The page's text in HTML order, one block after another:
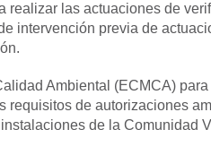
realizar las actuaciones de
intervención previa de
Ambiental (ECMCA) para
requisitos de autorizaciones
de la Comunidad